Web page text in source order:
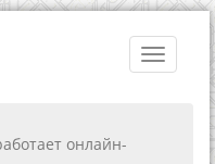
Toggle
онлайн-